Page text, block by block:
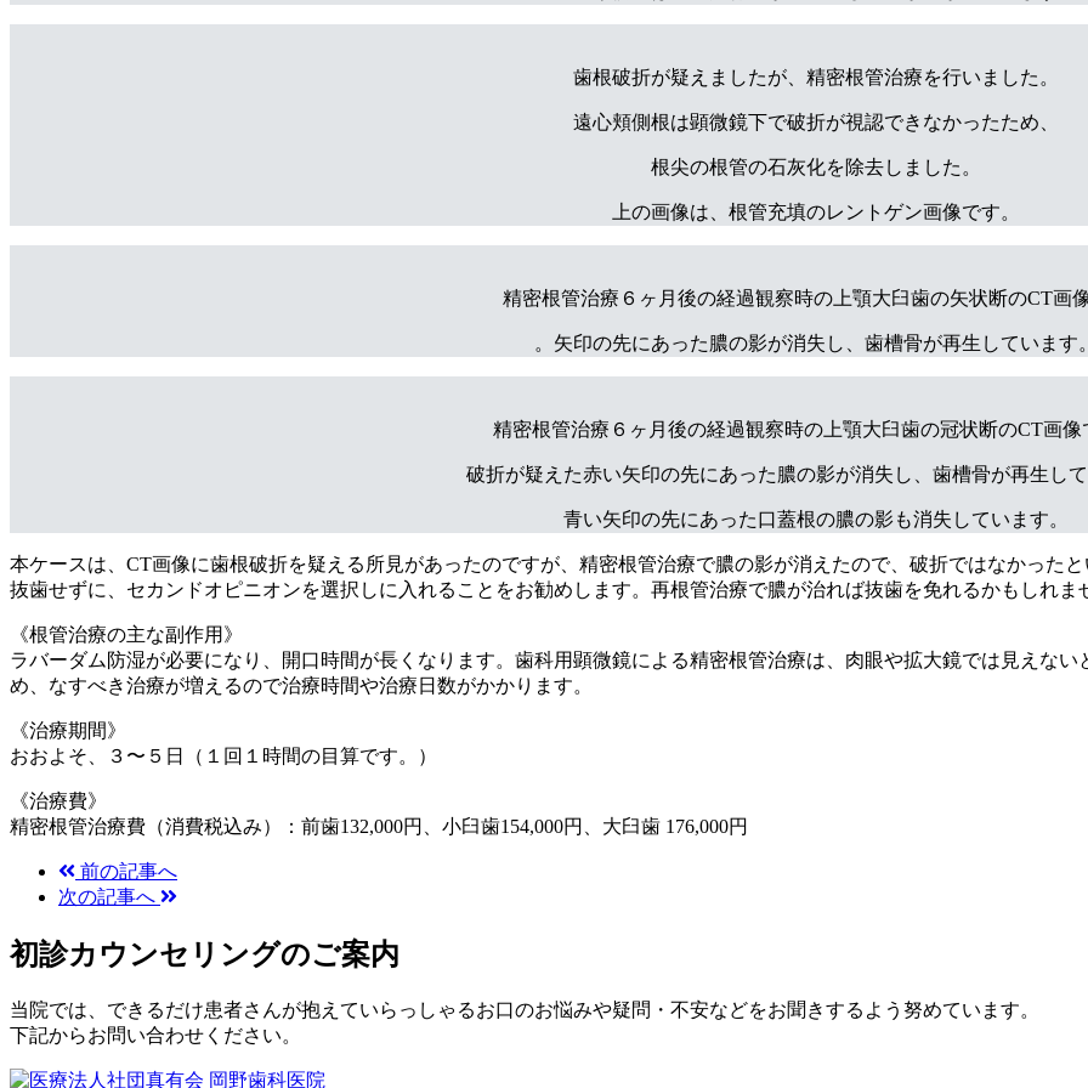
歯根破折が疑えましたが、精密根管治療を行いました。
遠心頬側根は顕微鏡下で破折が視認できなかったため、
根尖の根管の石灰化を除去しました。
上の画像は、根管充填のレントゲン画像です。
精密根管治療６ヶ月後の経過観察時の上顎大臼歯の矢状断のCT画
。矢印の先にあった膿の影が消失し、歯槽骨が再生しています。
精密根管治療６ヶ月後の経過観察時の上顎大臼歯の冠状断のCT画像
破折が疑えた赤い矢印の先にあった膿の影が消失し、歯槽骨が再生して
青い矢印の先にあった口蓋根の膿の影も消失しています。
本ケースは、CT画像に歯根破折を疑える所見があったのですが、精密根管治療で膿の影が消えたので、破折ではなかった
抜歯せずに、セカンドオピニオンを選択しに入れることをお勧めします。再根管治療で膿が治れば抜歯を免れるかもしれま
《根管治療の主な副作用》
ラバーダム防湿が必要になり、開口時間が長くなります。歯科用顕微鏡による精密根管治療は、肉眼や拡大鏡では見えな
め、なすべき治療が増えるので治療時間や治療日数がかかります。
《治療期間》
おおよそ、３〜５日（１回１時間の目算です。）
《治療費》
精密根管治療費（消費税込み）：前歯132,000円、小臼歯154,000円、大臼歯 176,000円
前の記事へ
次の記事へ
初診カウンセリングのご案内
当院では、できるだけ患者さんが抱えていらっしゃるお口のお悩みや疑問・不安などをお聞きするよう努めています。
下記からお問い合わせください。